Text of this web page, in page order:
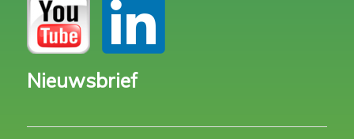
Nieuwsbrief